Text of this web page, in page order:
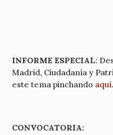
INFORME ESPECIAL:
Madrid, Ciudadanía y
este tema pinchando aquí.
CONVOCATORIA: